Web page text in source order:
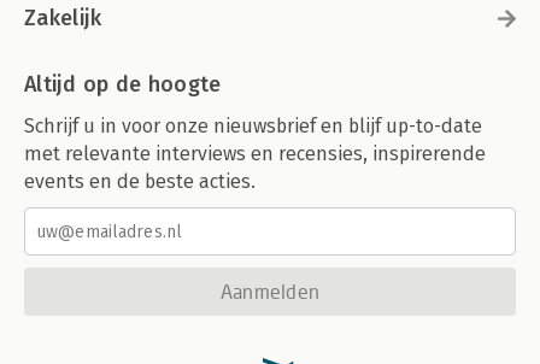
Zakelijk
Altijd op de hoogte
Schrijf u in voor onze nieuwsbrief en blijf up-to-date
met relevante interviews en recensies, inspirerende
events en de beste acties.
Aanmelden